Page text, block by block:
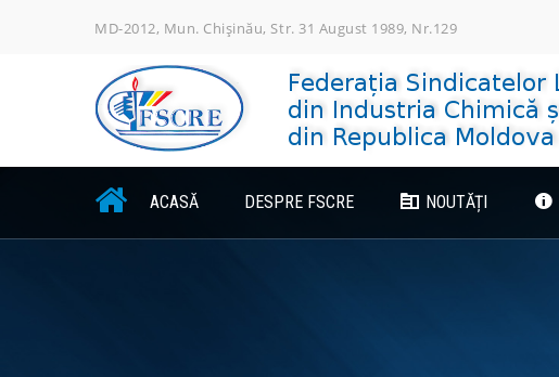
MD-2012, Mun. Chișinău, Str. 31 August 1989, Nr.129
ACASĂ DESPRE FSCRE NOUTĂȚI